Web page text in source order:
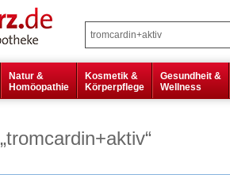
Natur &
Homöopathie
Kosmetik &
Körperpflege
Gesundheit &
Wellness
„tromcardin+aktiv“